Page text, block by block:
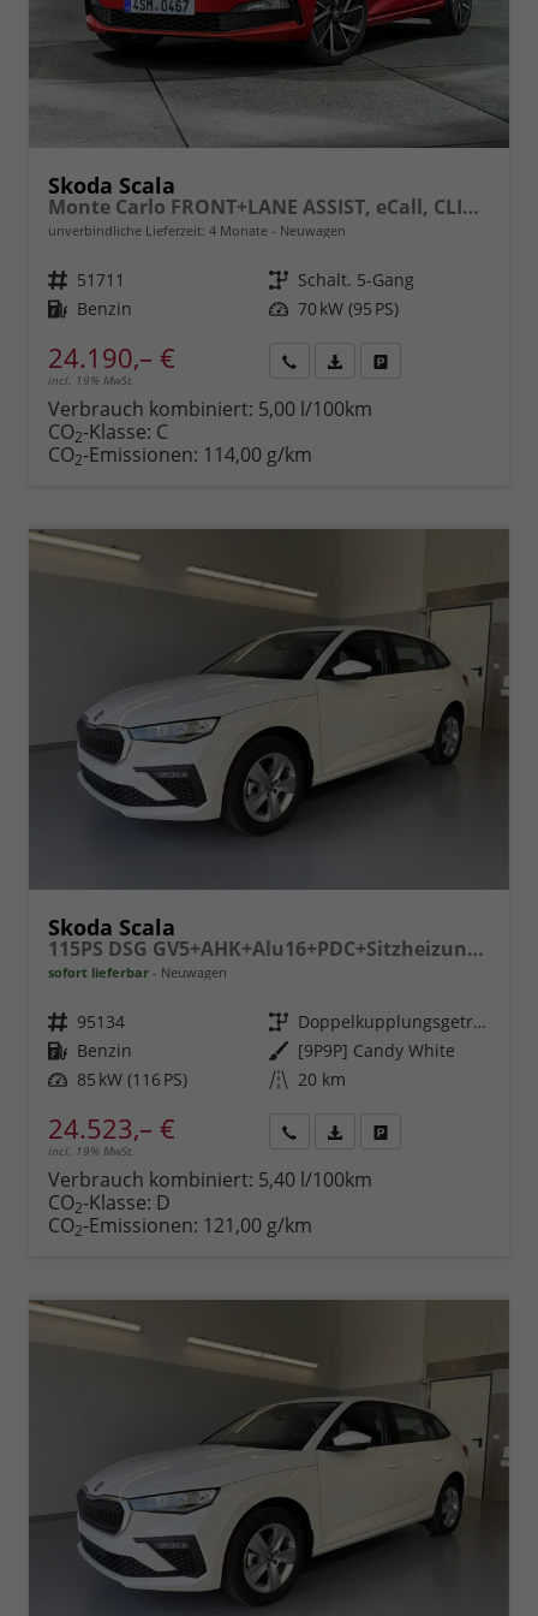
Skoda Scala
Monte Carlo FRONT+LANE ASSIST, eCall, CLIMATRONIC, SmartLink, Sitzhzg., Einparkhilfe, FULL LED, Panoramadach, LIGHT+RAIN Alarm, Tempomat m. Speedlimiter, 17" ALU uvm.
unverbindliche Lieferzeit: 4 Monate Neuwagen
Fahrzeugnr. 51711 Getriebe Schalt. 5-Gang
Kraftstoff Benzin Leistung 70 kW (95 PS)
24.190,– €
incl. 19% MwSt.
anfordern
Datei,
Verbrauch kombiniert: 5,00 l/100km
CO2-Klasse: C
CO2-Emissionen: 114,00 g/km
Skoda Scala
115PS DSG GV5+AHK+Alu16+PDC+Sitzheizung+App-Connect
sofort lieferbar Neuwagen
Fahrzeugnr. 95134 Getriebe
Doppelkupplungsgetriebe (DSG)
Kraftstoff Benzin Außenfarbe [9P9P] Candy White
Leistung 85 kW (116 PS) Kilometerstand 20 km
24.523,– €
incl. 19% MwSt.
anfordern
Datei,
Verbrauch kombiniert: 5,40 l/100km
CO2-Klasse: D
CO2-Emissionen: 121,00 g/km